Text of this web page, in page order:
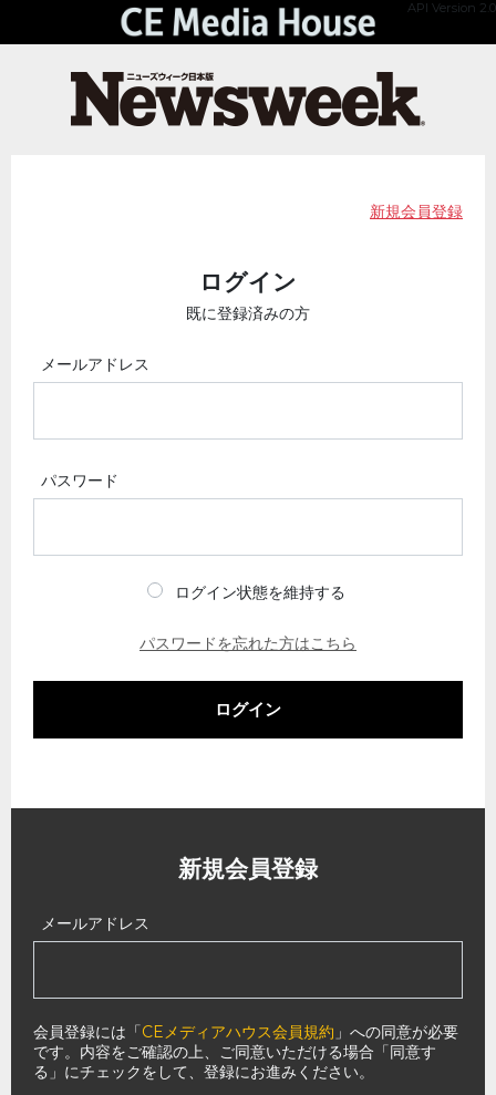
API Version 2.0
新規会員登録
ログイン
既に登録済みの方
メールアドレス
パスワード
ログイン状態を維持する
パスワードを忘れた方はこちら
ログイン
新規会員登録
メールアドレス
会員登録には「CEメディアハウス会員規約 」への同意が必要
です。内容をご確認の上、ご同意いただける場合「同意す
る」にチェックをして、登録にお進みください。